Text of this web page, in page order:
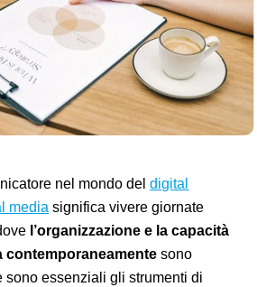
nel mondo deldigital
media significa vivere giornate
l’organizzazione e la capacità
contemporaneamente sono
sono essenziali gli strumenti di